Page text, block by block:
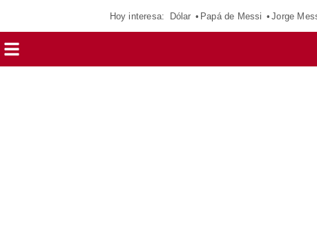
Hoy interesa: Dólar Papá de Messi Jorge